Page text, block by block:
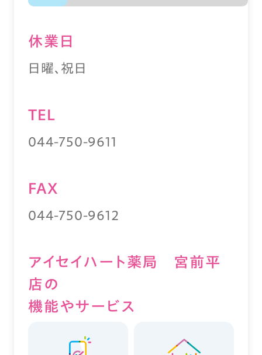
休業⽇
日曜、祝日
TEL
044-750-9611
FAX
044-750-9612
アイセイハート薬局 宮前平
店の
機能やサービス